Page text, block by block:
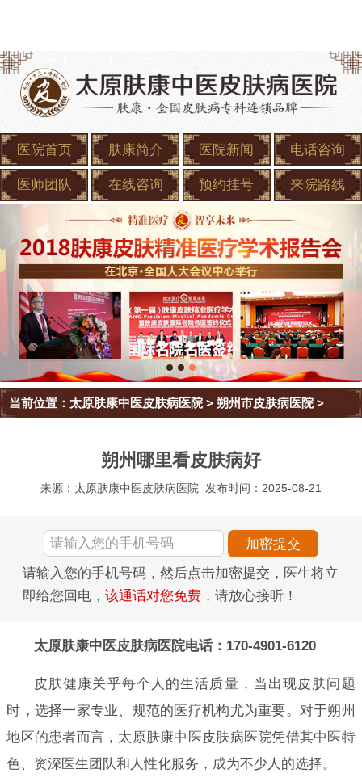
医院首页 肤康简介 医院新闻 电话咨询
医师团队 在线咨询 预约挂号 来院路线
当前位置： 太原肤康中医皮肤病医院>朔州市皮肤病医院>
朔州哪里看皮肤病好
来源：太原肤康中医皮肤病医院 发布时间：2025-08-21
请输入您的手机号码，然后点击加密提交，医生将立
即给您回电， 该通话对您免费 ，请放心接听！
太原肤康中医皮肤病医院电话：170-4901-6120
皮肤健康关乎每个人的生活质量，当出现皮肤问题
时，选择一家专业、规范的医疗机构尤为重要。对于朔州
地区的患者而言，太原肤康中医皮肤病医院凭借其中医特
色、资深医生团队和人性化服务，成为不少人的选择。